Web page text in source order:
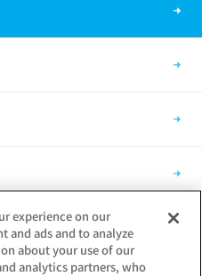
experience on our
and ads and to analyze
about your use of our
analytics partners, who